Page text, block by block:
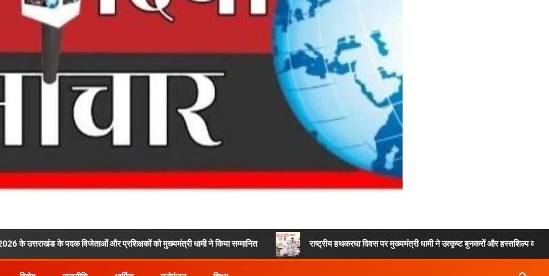
के पदक विजेताओं और प्रशिक्षकों को मुख्यमंत्री धामी ने किया सम्मानित राष्ट्रीय हथकरघा दिवस पर मुख्यमंत्री धामी ने उत्कृष्ट बुनकरों और हस्तशिल्प कारीगरों को किया